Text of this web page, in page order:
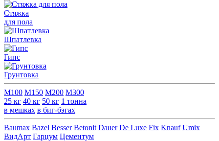
Стяжка
для пола
Шпатлевка
Гипс
Грунтовка
М100 М150 М200 М300
25 кг 40 кг 50 кг 1 тонна
в мешках в биг-бэгах
Baumax Bazel Besser Betonit Dauer De Luxe Fix Knauf Umix
ВидАрт Гарцум Цементум